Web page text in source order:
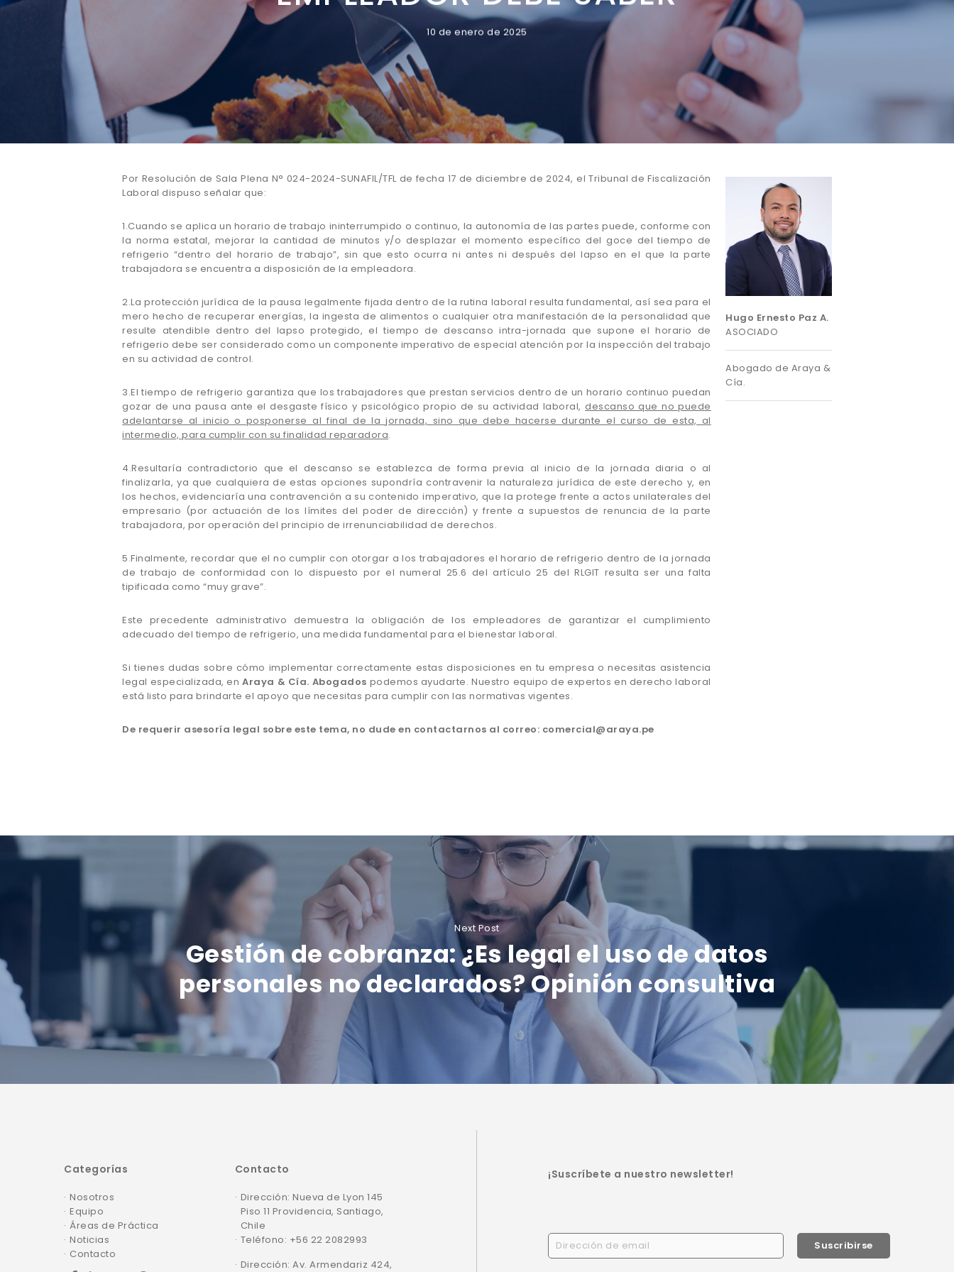
10 de enero de 2025
Por Resolución de Sala Plena N° 024-2024-SUNAFIL/TFL de fecha 17 de diciembre de 2024, el Tribunal de Fiscalización
Laboral dispuso señalar que:
1.Cuando se aplica un horario de trabajo ininterrumpido o continuo, la autonomía de las partes puede, conforme con
la norma estatal, mejorar la cantidad de minutos y/o desplazar el momento específico del goce del tiempo de
refrigerio “dentro del horario de trabajo”, sin que esto ocurra ni antes ni después del lapso en el que la parte
trabajadora se encuentra a disposición de la empleadora.
2.La protección jurídica de la pausa legalmente fijada dentro de la rutina laboral resulta fundamental, así sea para el
mero hecho de recuperar energías, la ingesta de alimentos o cualquier otra manifestación de la personalidad que
resulte atendible dentro del lapso protegido, el tiempo de descanso intra-jornada que supone el horario de
refrigerio debe ser considerado como un componente imperativo de especial atención por la inspección del trabajo
en su actividad de control.
3.El tiempo de refrigerio garantiza que los trabajadores que prestan servicios dentro de un horario continuo puedan
gozar de una pausa ante el desgaste físico y psicológico propio de su actividad laboral, descanso que no puede
adelantarse al inicio o posponerse al final de la jornada, sino que debe hacerse durante el curso de esta, al
intermedio, para cumplir con su finalidad reparadora.
4.Resultaría contradictorio que el descanso se establezca de forma previa al inicio de la jornada diaria o al
finalizarla, ya que cualquiera de estas opciones supondría contravenir la naturaleza jurídica de este derecho y, en
los hechos, evidenciaría una contravención a su contenido imperativo, que la protege frente a actos unilaterales del
empresario (por actuación de los límites del poder de dirección) y frente a supuestos de renuncia de la parte
trabajadora, por operación del principio de irrenunciabilidad de derechos.
5.Finalmente, recordar que el no cumplir con otorgar a los trabajadores el horario de refrigerio dentro de la jornada
de trabajo de conformidad con lo dispuesto por el numeral 25.6 del artículo 25 del RLGIT resulta ser una falta
tipificada como “muy grave”.
Este precedente administrativo demuestra la obligación de los empleadores de garantizar el cumplimiento
adecuado del tiempo de refrigerio, una medida fundamental para el bienestar laboral.
Si tienes dudas sobre cómo implementar correctamente estas disposiciones en tu empresa o necesitas asistencia
legal especializada, en Araya & Cía. Abogados podemos ayudarte. Nuestro equipo de expertos en derecho laboral
está listo para brindarte el apoyo que necesitas para cumplir con las normativas vigentes.
De requerir asesoría legal sobre este tema, no dude en contactarnos al correo: comercial@araya.pe
Hugo Ernesto Paz A.
ASOCIADO
Abogado de Araya &
Cía.
Next Post
Gestión de cobranza: ¿Es legal el uso de datos
personales no declarados? Opinión consultiva
Categorías
Nosotros
Equipo
Áreas de Práctica
Noticias
Contacto
Contacto
Dirección: Nueva de Lyon 145
Piso 11 Providencia, Santiago,
Chile
Teléfono: +56 22 2082993
Dirección: Av. Armendariz 424,
¡Suscríbete a nuestro newsletter!
Suscribirse